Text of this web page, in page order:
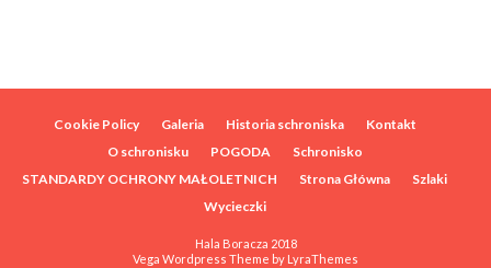
Cookie Policy Galeria Historia schroniska
Kontakt
O schronisku
POGODA
Schronisko
STANDARDY OCHRONY MAŁOLETNICH
Strona Główna
Szlaki
Wycieczki
Hala Boracza 2018
Vega Wordpress Theme by LyraThemes